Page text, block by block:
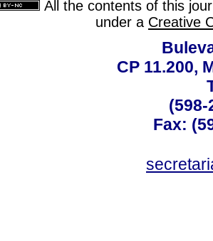
All the contents of this
under a Creative
CP 11.200,
(598-
Fax: